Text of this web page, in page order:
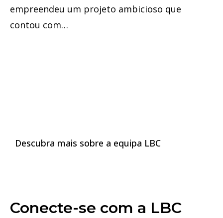
empreendeu um projeto ambicioso que
contou com…
Descubra mais sobre a equipa LBC
Conecte-se com a LBC